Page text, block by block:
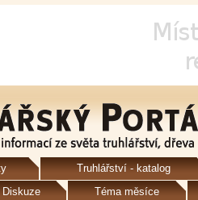
Truhlářství - katalog
Diskuze Téma měsíce